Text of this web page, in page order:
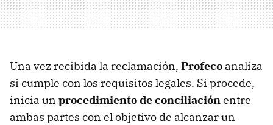
Una vez recibida la reclamación, Profeco analiza
si cumple con los requisitos legales. Si procede,
inicia un procedimiento de conciliaciónentre
ambas partes con el objetivo de alcanzar un